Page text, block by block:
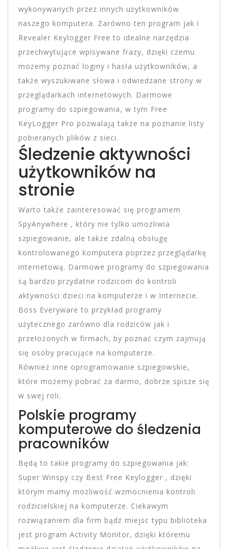
wykonywanych przez innych użytkowników
naszego komputera. Zarówno ten program jak i
Revealer Keylogger Free to idealne narzędzia
przechwytujące wpisywane frazy, dzięki czemu
możemy poznać loginy i hasła użytkowników, a
także wyszukiwane słowa i odwiedzane strony w
przeglądarkach internetowych. Darmowe
programy do szpiegowania, w tym Free
KeyLogger Pro pozwalają także na poznanie listy
pobieranych plików z sieci.
Śledzenie aktywności
użytkowników na
stronie
Warto także zainteresować się programem
SpyAnywhere , który nie tylko umożliwia
szpiegowanie, ale także zdalną obsługę
kontrolowanego komputera poprzez przeglądarkę
internetową. Darmowe programy do szpiegowania
są bardzo przydatne rodzicom do kontroli
aktywności dzieci na komputerze i w Internecie.
Boss Everyware to przykład programy
użytecznego zarówno dla rodziców jak i
przełożonych w firmach, by poznać czym zajmują
się osoby pracujące na komputerze.
Również inne oprogramowanie szpiegowskie,
które możemy pobrać za darmo, dobrze spisze się
w swej roli.
Polskie programy
komputerowe do śledzenia
pracowników
Będą to takie programy do szpiegowania jak:
Super Winspy czy Best Free Keylogger , dzięki
którym mamy możliwość wzmocnienia kontroli
rodzicielskiej na komputerze. Ciekawym
rozwiązaniem dla firm bądź miejsc typu biblioteka
jest program Activity Monitor, dzięki któremu